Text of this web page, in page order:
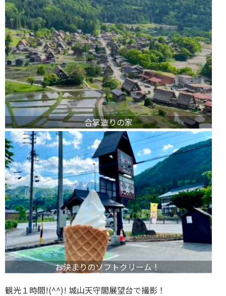
合掌造りの家
お決まりのソフトクリーム！
観光１時間!(^^)! 城山天守閣展望台で撮影！